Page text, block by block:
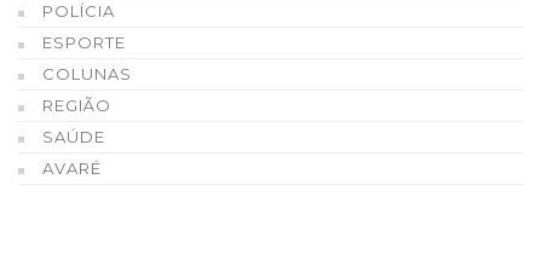
POLÍCIA
ESPORTE
COLUNAS
REGIÃO
SAÚDE
AVARÉ